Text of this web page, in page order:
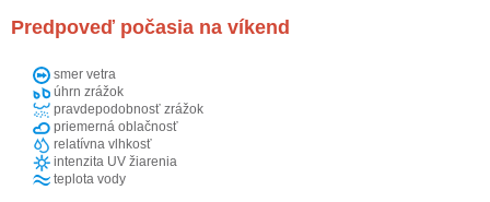
Predpoveď počasia na víkend
smer vetra
úhrn zrážok
pravdepodobnosť zrážok
priemerná oblačnosť
relatívna vlhkosť
intenzita UV žiarenia
teplota vody